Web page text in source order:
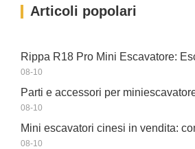
Articoli popolari
08-10
08-10
08-10